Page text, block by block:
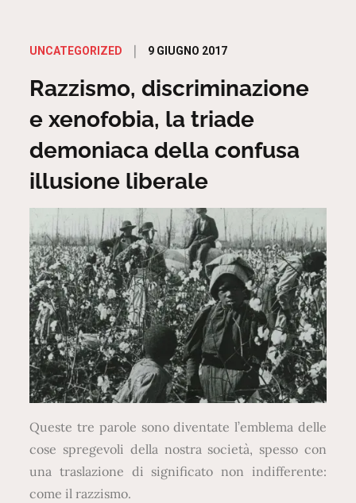
UNCATEGORIZED
Posted
9 GIUGNO 2017
Razzismo, discriminazione
e xenofobia, la triade
demoniaca della confusa
illusione liberale
Queste tre parole sono diventate l’emblema delle
cose spregevoli della nostra società, spesso con
una traslazione di significato non indifferente:
come il razzismo.